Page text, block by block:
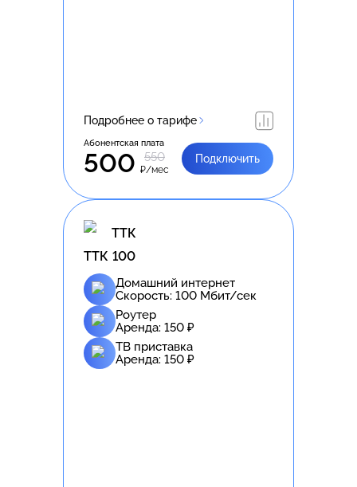
Подробнее о тарифе
Абонентская плата
500 550
₽/мес
Подключить
ТТК
ТТК 100
Домашний интернет
Скорость: 100 Мбит/сек
Роутер
Аренда: 150 ₽
ТВ приставка
Аренда: 150 ₽